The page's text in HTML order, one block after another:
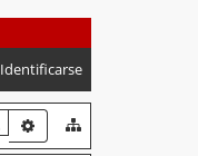
Identificarse
BUSCARBÚSQUEDA